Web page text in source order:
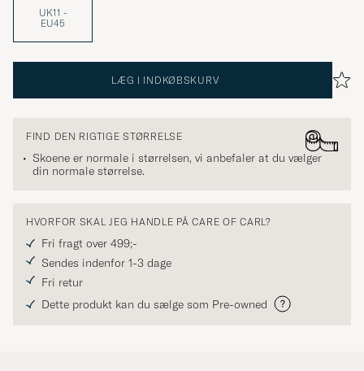
UK11 -
EU45
LÆG I INDKØBSKURV
FIND DEN RIGTIGE STØRRELSE
Skoene er normale i størrelsen, vi anbefaler at du vælger
din normale størrelse.
HVORFOR SKAL JEG HANDLE PÅ CARE OF CARL?
Fri fragt over 499;-
Sendes indenfor 1-3 dage
Fri retur
Dette produkt kan du sælge som Pre-owned